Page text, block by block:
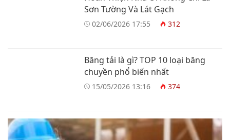
Sơn Tường Và Lát Gạch
02/06/2026 17:55 312
Băng tải là gì? TOP 10 loại băng
chuyền phổ biến nhất
15/05/2026 13:16 374